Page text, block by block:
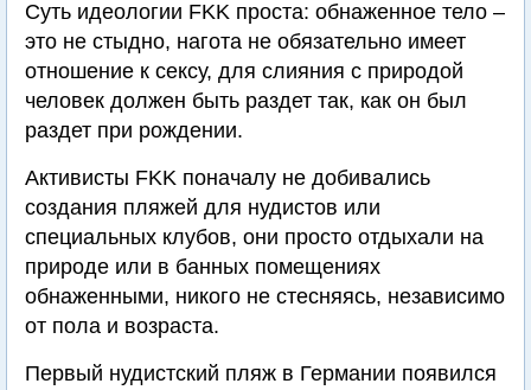
Суть идеологии FKK проста: обнаженное тело –
это не стыдно, нагота не обязательно имеет
отношение к сексу, для слияния с природой
человек должен быть раздет так, как он был
раздет при рождении.
Активисты FKK поначалу не добивались
создания пляжей для нудистов или
специальных клубов, они просто отдыхали на
природе или в банных помещениях
обнаженными, никого не стесняясь, независимо
от пола и возраста.
Первый нудистский пляж в Германии появился